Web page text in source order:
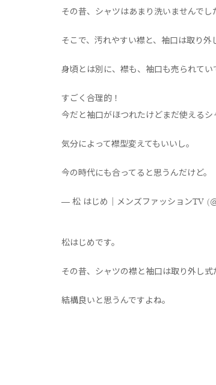
その昔、シャツはあまり洗いませんでし
そこで、汚れやすい襟と、袖口は取り外
身頃とは別に、襟も、袖口も売られてい
すごく合理的！
今だと袖口がほつれたけどまだ使えるシ
気分によって襟型変えてもいいし。
今の時代にも合ってると思うんだけど。
— 松 はじめ｜メンズファッションTV
松はじめです。
その昔、シャツの襟と袖口は取り外し式
結構良いと思うんですよね。